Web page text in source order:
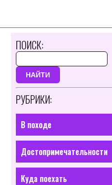
ПОИСК:
НАЙТИ
РУБРИКИ:
В походе
Достопримечательности
Куда поехать